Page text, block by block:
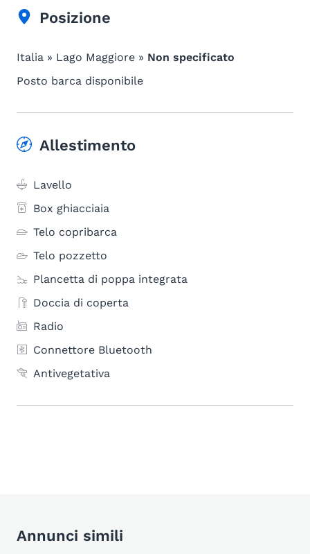
Posizione
Italia » Lago Maggiore » Non specificato
Posto barca disponibile
Allestimento
Lavello
Box ghiacciaia
Telo copribarca
Telo pozzetto
Plancetta di poppa integrata
Doccia di coperta
Radio
Connettore Bluetooth
Antivegetativa
Annunci simili